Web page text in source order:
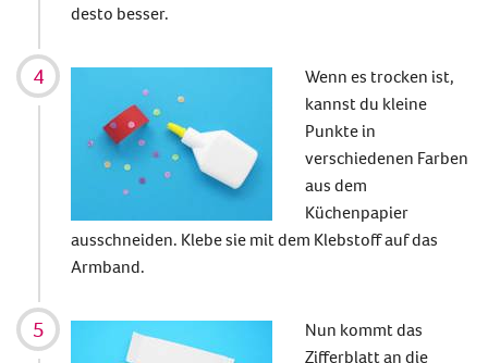
desto besser.
Wenn es trocken ist,
kannst du kleine
Punkte in
verschiedenen Farben
aus dem
Küchenpapier
ausschneiden. Klebe sie mit dem Klebstoff auf das
Armband.
Nun kommt das
Zifferblatt an die